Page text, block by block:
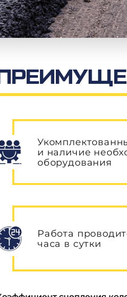
и наличие
оборудования
Работа
часа в сутки